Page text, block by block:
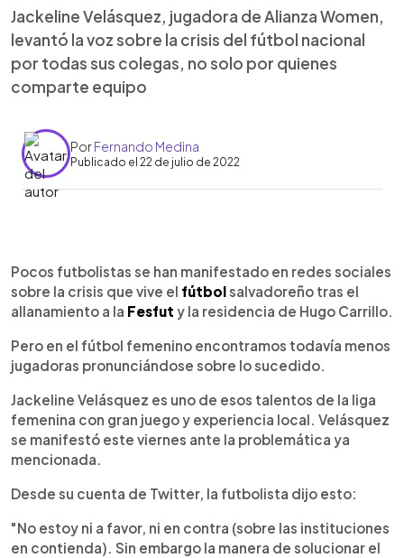
Jackeline Velásquez, jugadora de Alianza Women,
levantó la voz sobre la crisis del fútbol nacional
por todas sus colegas, no solo por quienes
comparte equipo
PorFernando Medina
Publicado el 22 de julio de 2022
► Escuchar artículo
Pocos futbolistas se han manifestado en redes sociales
sobre la crisis que vive el fútbolsalvadoreño tras el
allanamiento a la Fesfut y la residencia de Hugo Carrillo.
Pero en el fútbol femenino encontramos todavía menos
jugadoras pronunciándose sobre lo sucedido.
Jackeline Velásquez es uno de esos talentos de la liga
femenina con gran juego y experiencia local. Velásquez
se manifestó este viernes ante la problemática ya
mencionada.
Desde su cuenta de Twitter, la futbolista dijo esto:
"No estoy ni a favor, ni en contra (sobre las instituciones
en contienda). Sin embargo la manera de solucionar el